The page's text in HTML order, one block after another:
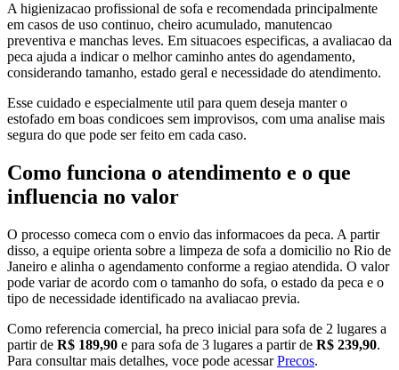
A higienizacao profissional de sofa e recomendada principalmente
em casos de uso continuo, cheiro acumulado, manutencao
preventiva e manchas leves. Em situacoes especificas, a avaliacao da
peca ajuda a indicar o melhor caminho antes do agendamento,
considerando tamanho, estado geral e necessidade do atendimento.
Esse cuidado e especialmente util para quem deseja manter o
estofado em boas condicoes sem improvisos, com uma analise mais
segura do que pode ser feito em cada caso.
Como funciona o atendimento e o que
influencia no valor
O processo comeca com o envio das informacoes da peca. A partir
disso, a equipe orienta sobre a limpeza de sofa a domicilio no Rio de
Janeiro e alinha o agendamento conforme a regiao atendida. O valor
pode variar de acordo com o tamanho do sofa, o estado da peca e o
tipo de necessidade identificado na avaliacao previa.
Como referencia comercial, ha preco inicial para sofa de 2 lugares a
partir de R$ 189,90 e para sofa de 3 lugares a partir de R$ 239,90.
Para consultar mais detalhes, voce pode acessarPrecos.